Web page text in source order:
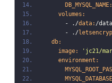
DB_MYSQL_NAME:
volumes:
      - ./
data: /data
      - ./
db:
image:
'jc21/
environment: